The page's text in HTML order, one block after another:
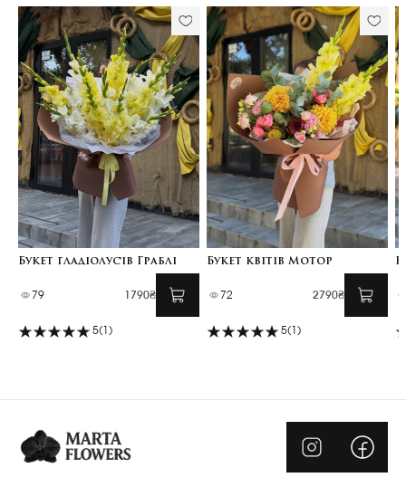
Букет гладіолусів Граблі
79 1790₴
5(1)
Букет квітів Мотор
72 2790₴
5(1)